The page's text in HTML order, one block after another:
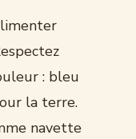
: bleu
la terre.
navette